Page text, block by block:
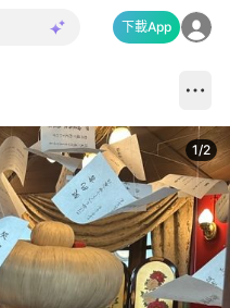
下載App
1/2